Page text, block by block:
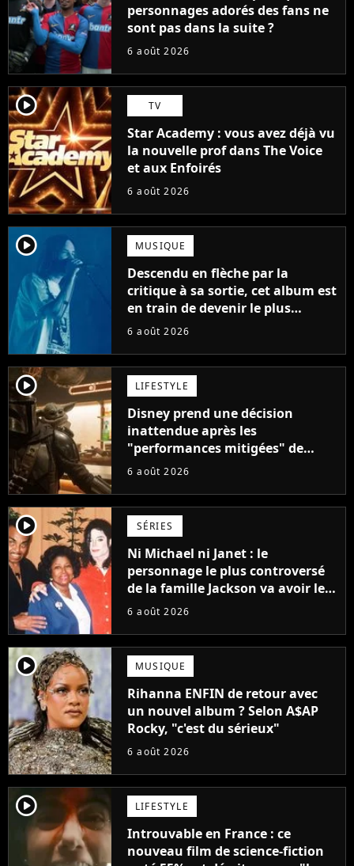
personnages adorés des fans ne
sont pas dans la suite ?
6 août 2026
player2 TV
Star Academy : vous avez déjà vu
la nouvelle prof dans The Voice
et aux Enfoirés
6 août 2026
player2 MUSIQUE
Descendu en flèche par la
critique à sa sortie, cet album est
en train de devenir le plus
populaire de son auteur
6 août 2026
player2 LIFESTYLE
Disney prend une décision
inattendue après les
"performances mitigées" de
Vaiana et The Mandalorian &
6 août 2026
player2 SÉRIES
Ni Michael ni Janet : le
personnage le plus controversé
de la famille Jackson va avoir le
droit à sa propre série
6 août 2026
player2 MUSIQUE
Rihanna ENFIN de retour avec
un nouvel album ? Selon A$AP
Rocky, "c'est du sérieux"
6 août 2026
player2 LIFESTYLE
Introuvable en France : ce
nouveau film de science-fiction